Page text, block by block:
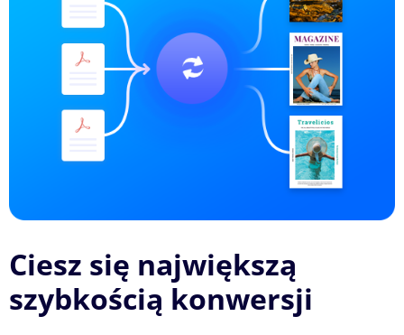
Ciesz się największą
szybkością konwersji